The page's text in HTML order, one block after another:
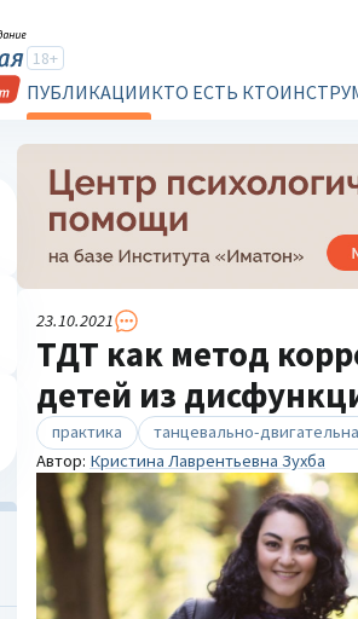
18+
ПУБЛИКАЦИИКТО ЕСТЬ КТО
23.10.2021
ТДТ как метод
детей из
практика
танцевально-
Автор: Кристина Лаврентьевна Зухба